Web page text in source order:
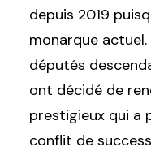
depuis 2019
monarque actuel.
députés
ont décidé de
prestigieux qui a
conflit de